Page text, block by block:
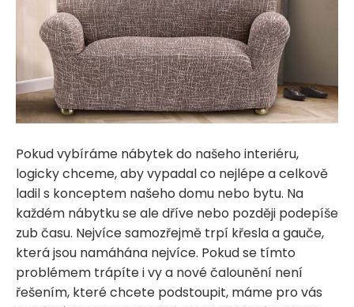
Pokud vybíráme nábytek do našeho interiéru,
logicky chceme, aby vypadal co nejlépe a celkově
ladil s konceptem našeho domu nebo bytu. Na
každém nábytku se ale dříve nebo později podepíše
zub času. Nejvíce samozřejmě trpí křesla a gauče,
která jsou namáhána nejvíce. Pokud se tímto
problémem trápíte i vy a nové čalounění není
řešením, které chcete podstoupit, máme pro vás